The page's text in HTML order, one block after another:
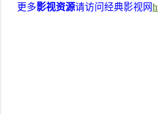
更多影视资源请访问经典影视网